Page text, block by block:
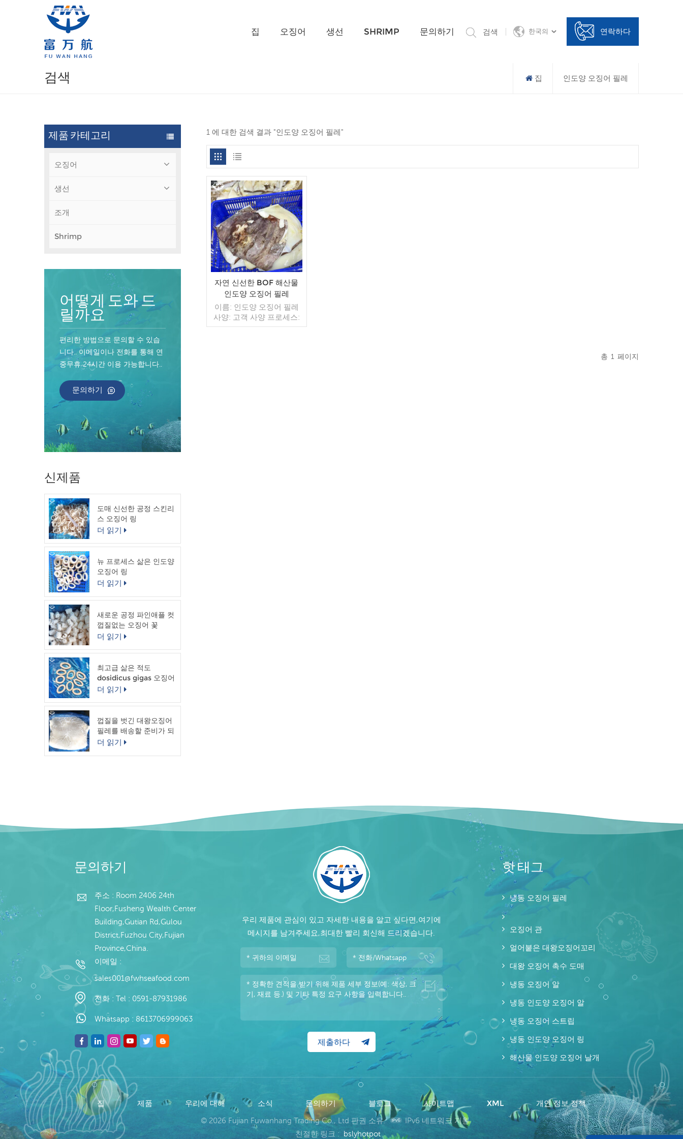
집 오징어 생선 SHRIMP 문의하기 검색 한국의 연락하다
검색 집 인도양 오징어 필레
제품 카테고리
오징어
생선
조개
Shrimp
어떻게 도와 드
릴까요
편리한 방법으로 문의할 수 있습
니다.. 이메일이나 전화를 통해 연
중무휴 24시간 이용 가능합니다..
문의하기
신제품
도매 신선한 공정 스킨리
스 오징어 링
더 읽기
뉴 프로세스 삶은 인도양
오징어 링
더 읽기
새로운 공정 파인애플 컷
껍질없는 오징어 꽃
더 읽기
최고급 삶은 적도
dosidicus gigas 오징어
링
더 읽기
껍질을 벗긴 대왕오징어
필레를 배송할 준비가 되
었습니다.
더 읽기
1 에 대한 검색 결과 "인도양 오징어 필레"
자연 신선한 BOF 해산물
인도양 오징어 필레
이름: 인도양 오징어 필레
사양: 고객 사양 프로세스:
컷 유약: BQF 40%(맞춤형)
총 1 페이지
문의하기
주소 : Room 2406 24th
Floor,Fusheng Wealth Center
Building,Gutian Rd,Gulou
District,Fuzhou City,Fujian
Province,China.
이메일 :
sales001@fwhseafood.com
전화 : Tel : 0591-87931986
Whatsapp : 8613706999063
우리 제품에 관심이 있고 자세한 내용을 알고 싶다면,여기에
메시지를 남겨주세요,최대한 빨리 회신해 드리겠습니다.
핫 태그
냉동 오징어 필레
오징어 관
얼어붙은 대왕오징어꼬리
대왕 오징어 촉수 도매
냉동 오징어 알
냉동 인도양 오징어 알
냉동 오징어 스트립
냉동 인도양 오징어 링
해산물 인도양 오징어 날개
집 제품 우리에 대해 소식 문의하기 블로그 사이트맵 XML 개인 정보 정책
© 2026 Fujian Fuwanhang Trading Co., Ltd 판권 소유.
IPv6 네트워크 지원
친절한 링크 : bslyhotpot